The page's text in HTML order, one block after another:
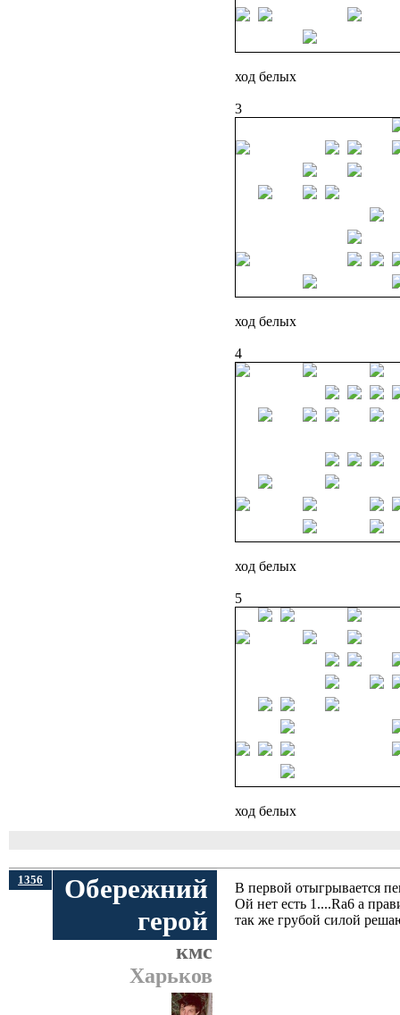
ход белых
3
ход белых
4
ход белых
5
ход белых
1356
Обережний
герой
кмс
Харьков
В первой отыгрывается
Ой нет есть 1....Ra6 а
так же грубой силой